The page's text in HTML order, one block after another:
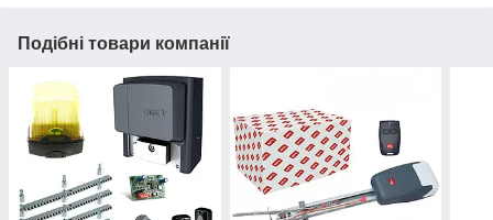
Подібні товари компанії